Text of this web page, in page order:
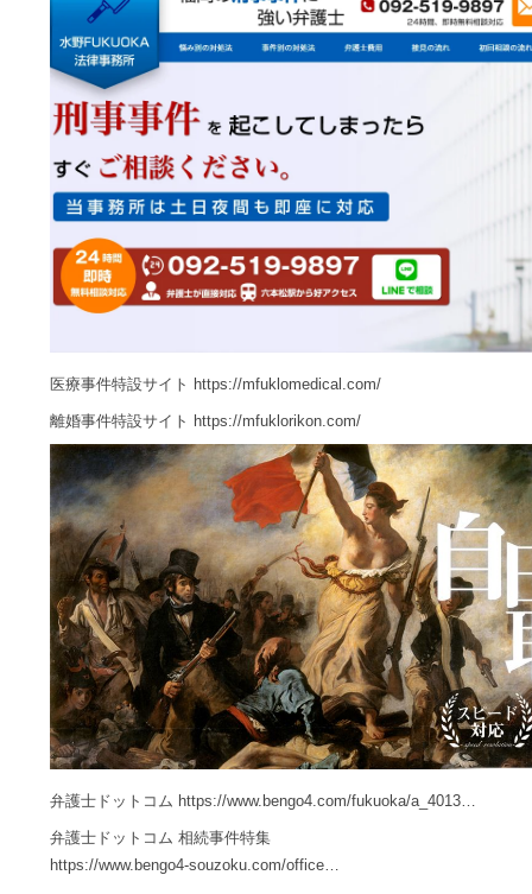
医療事件特設サイト https://mfuklomedical.com/
離婚事件特設サイト https://mfuklorikon.com/
弁護士ドットコム https://www.bengo4.com/fukuoka/a_4013…
弁護士ドットコム 相続事件特集
https://www.bengo4-souzoku.com/office…